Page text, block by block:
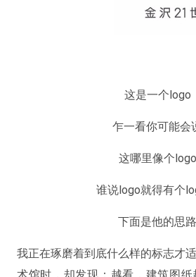
这是一个logo
乍一看你可能会
这哪里像个logo
谁说logo就得有个
下面是他的思路
我正在琢磨着到底什么样的标志才